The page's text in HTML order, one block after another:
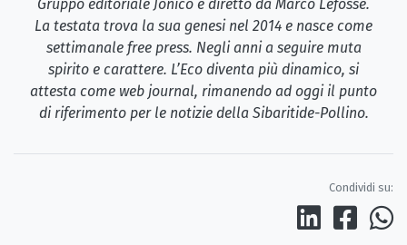
Gruppo editoriale Jonico e diretto da Marco Lefosse.
La testata trova la sua genesi nel 2014 e nasce come
settimanale free press. Negli anni a seguire muta
spirito e carattere. L’Eco diventa più dinamico, si
attesta come web journal, rimanendo ad oggi il punto
di riferimento per le notizie della Sibaritide-Pollino.
Condividi su: